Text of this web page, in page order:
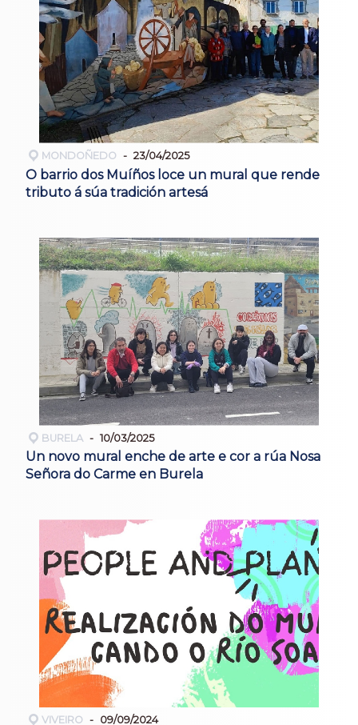
MONDOÑEDO 23/04/2025
O barrio dos Muíños loce un mural que rende
tributo á súa tradición artesá
BURELA 10/03/2025
Un novo mural enche de arte e cor a rúa Nosa
Señora do Carme en Burela
VIVEIRO 09/09/2024